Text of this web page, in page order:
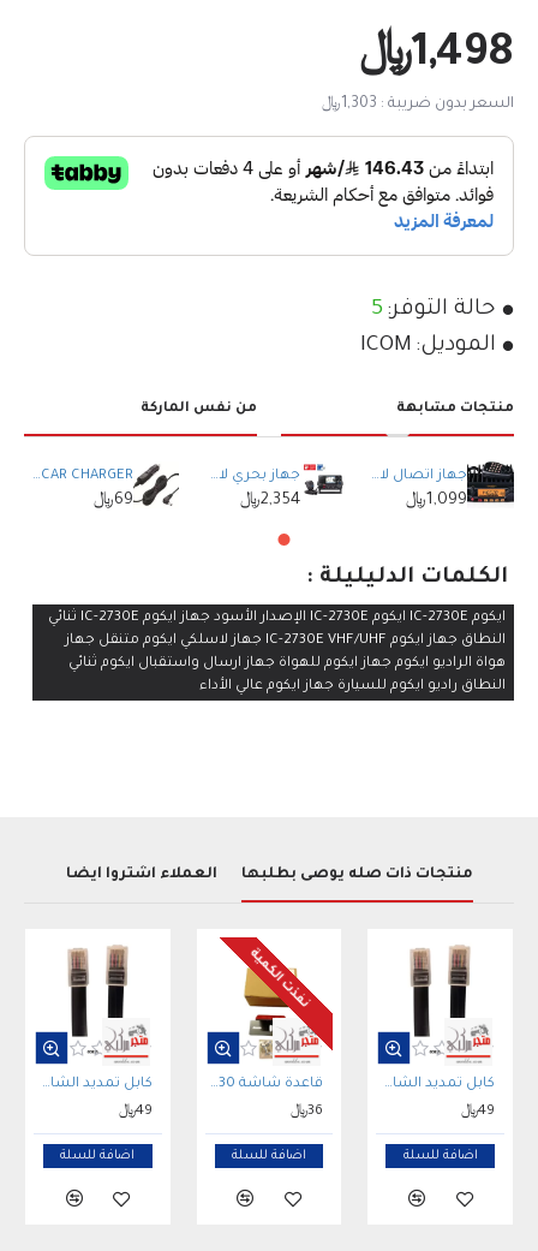
حالة التوفر: 5
الموديل: ICOM
1,498﷼
السعر بدون ضريبة : 1,303﷼
منتجات مشابهة من نفس الماركة
جهاز اتصال لاسلكي ياسو مع تصريح YAESU FT-2980
1,099﷼
جهاز بحري لاسلكي و مستقبل تتبع مدمج ICOM IC-M510E
2,354﷼
ICOM CP-23L CAR CHARGER شاحن سيارة من ايكوم
69﷼
الكلمات الدليليلة :
ايكوم IC-2730E ايكوم IC-2730E الإصدار الأسود جهاز ايكوم IC-2730E ثنائي
النطاق جهاز ايكوم IC-2730E VHF/UHF جهاز لاسلكي ايكوم متنقل جهاز
هواة الراديو ايكوم جهاز ايكوم للهواة جهاز ارسال واستقبال ايكوم ثنائي
النطاق راديو ايكوم للسيارة جهاز ايكوم عالي الأداء
منتجات ذات صله يوصى بطلبها العملاء اشتروا أيضاً
كابل تمديد الشاشة لجهاز Display Extension Cable for TYT 9800
49﷼
اضافة للسلة
نفذت الكمية
قاعدة شاشة 2730 لاصق HOLDER ICOM 2730-NW-DJJ08
36﷼
اضافة للسلة
كابل تمديد الشاشة لجهاز Display Extension Cable for TYT 9800
49﷼
اضافة للسلة